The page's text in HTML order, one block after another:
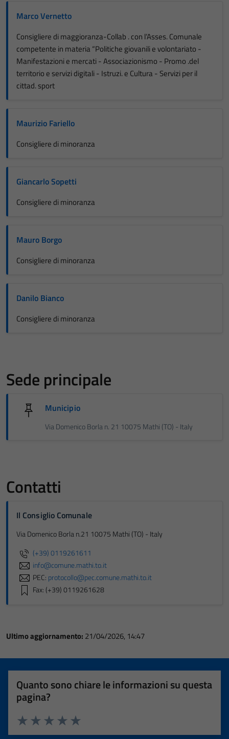
Marco Vernetto
Consigliere di maggioranza-Collab . con l’Asses. Comunale
competente in materia “Politiche giovanili e volontariato -
Manifestazioni e mercati - Associazionismo - Promo .del
territorio e servizi digitali - Istruzi. e Cultura - Servizi per il
cittad. sport
Maurizio Fariello
Consigliere di minoranza
Giancarlo Sopetti
Consigliere di minoranza
Mauro Borgo
Consigliere di minoranza
Danilo Bianco
Consigliere di minoranza
Sede principale
Municipio
Via Domenico Borla n. 21 10075 Mathi (TO) - Italy
Contatti
Il Consiglio Comunale
Via Domenico Borla n.21 10075 Mathi (TO) - Italy
(+39) 0119261611
info@comune.mathi.to.it
PEC: protocollo@pec.comune.mathi.to.it
Fax: (+39) 0119261628
Ultimo aggiornamento: 21/04/2026, 14:47
Quanto sono chiare le informazioni su questa
pagina?
Valuta 5 stelle su 5
Valuta 4 stelle su 5
Valuta 3 stelle su 5
Valuta 2 stelle su 5
Valuta 1 stelle su 5